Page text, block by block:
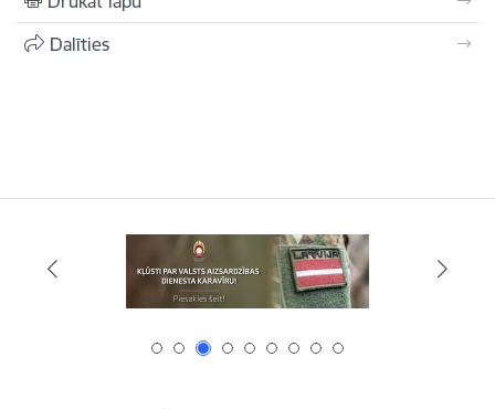
Dalīties